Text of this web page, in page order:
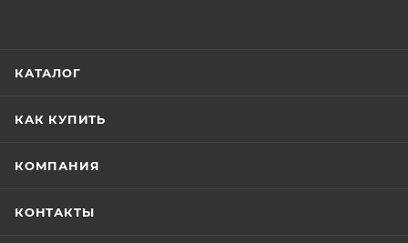
КАТАЛОГ
КАК КУПИТЬ
КОМПАНИЯ
КОНТАКТЫ